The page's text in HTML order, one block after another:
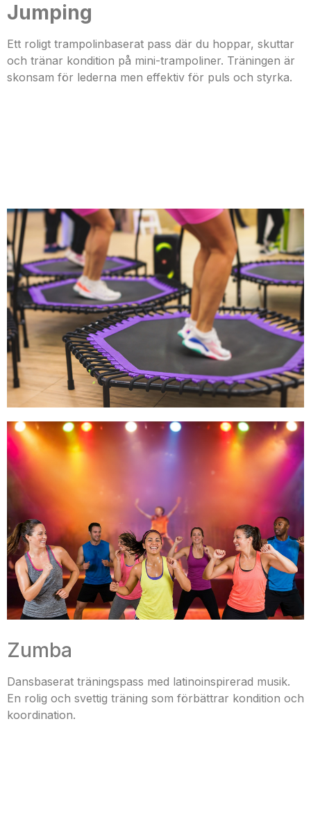
Jumping
Ett roligt trampolinbaserat pass där du hoppar, skuttar
och tränar kondition på mini-trampoliner. Träningen är
skonsam för lederna men effektiv för puls och styrka.
Zumba
Dansbaserat träningspass med latinoinspirerad musik.
En rolig och svettig träning som förbättrar kondition och
koordination.